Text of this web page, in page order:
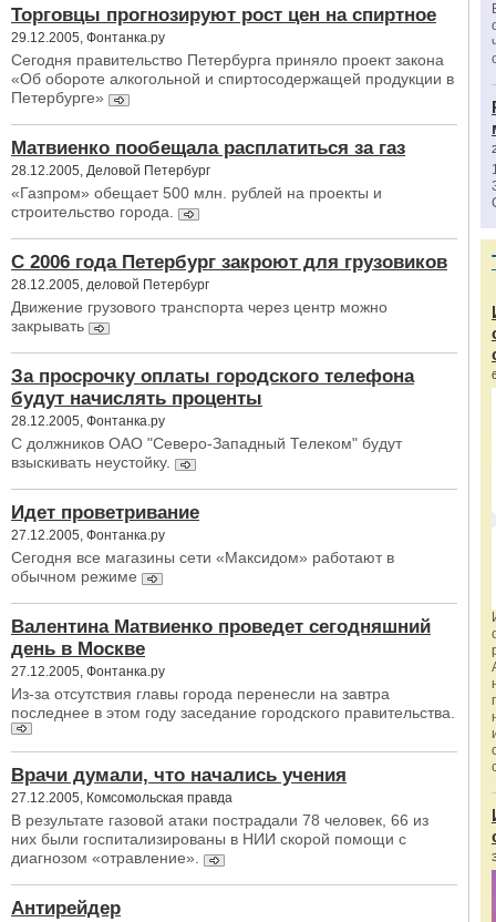
Торговцы прогнозируют рост цен на спиртное
29.12.2005, Фонтанка.ру
Сегодня правительство Петербурга приняло проект закона
«Об обороте алкогольной и спиртосодержащей продукции в
Петербурге»
Матвиенко пообещала расплатиться за газ
28.12.2005, Деловой Петербург
«Газпром» обещает 500 млн. рублей на проекты и
строительство города.
С 2006 года Петербург закроют для грузовиков
28.12.2005, деловой Петербург
Движение грузового транспорта через центр можно
закрывать
За просрочку оплаты городского телефона
будут начислять проценты
28.12.2005, Фонтанка.ру
С должников ОАО "Северо-Западный Телеком" будут
взыскивать неустойку.
Идет проветривание
27.12.2005, Фонтанка.ру
Сегодня все магазины сети «Максидом» работают в
обычном режиме
Валентина Матвиенко проведет сегодняшний
день в Москве
27.12.2005, Фонтанка.ру
Из-за отсутствия главы города перенесли на завтра
последнее в этом году заседание городского правительства.
Врачи думали, что начались учения
27.12.2005, Комсомольская правда
В результате газовой атаки пострадали 78 человек, 66 из
них были госпитализированы в НИИ скорой помощи с
диагнозом «отравление».
Антирейдер